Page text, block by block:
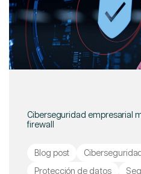
Ciberseguridad empresarial
firewall
Blog post
Protección de datos